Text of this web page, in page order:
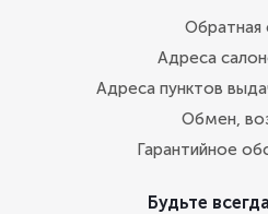
Обратная
Адреса
Адреса пунктов
Обмен,
Гарантийное
Будьте